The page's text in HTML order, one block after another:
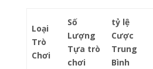
Loại
Trò
Chơi
Số
Lượng
Tựa trò
chơi
tỷ lệ
Cược
Trung
Bình